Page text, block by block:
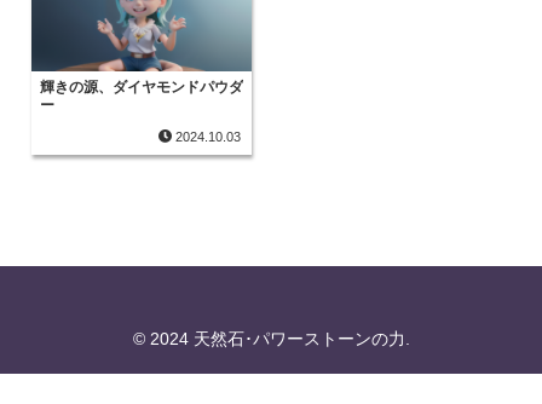
輝きの源、ダイヤモンドパウダ
ー
2024.10.03
© 2024 天然石･パワーストーンの力.